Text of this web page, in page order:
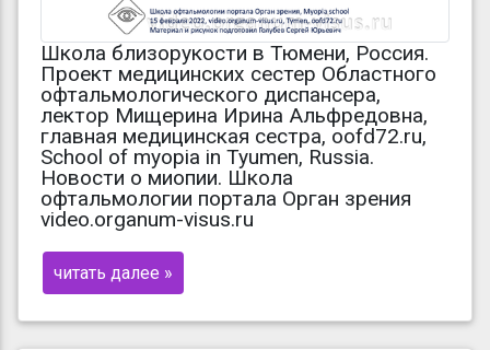
Школа близорукости в Тюмени, Россия.
Проект медицинских сестер Областного
офтальмологического диспансера,
лектор Мищерина Ирина Альфредовна,
главная медицинская сестра, oofd72.ru,
School of myopia in Tyumen, Russia.
Новости о миопии. Школа
офтальмологии портала Орган зрения
video.organum-visus.ru
читать далее »